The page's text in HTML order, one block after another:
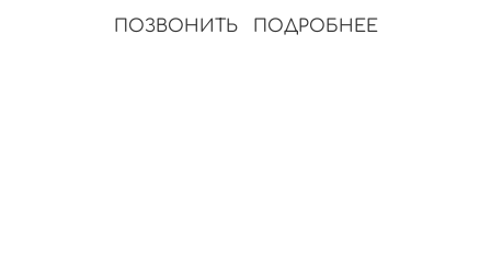
ПОЗВОНИТЬ ПОДРОБНЕЕ